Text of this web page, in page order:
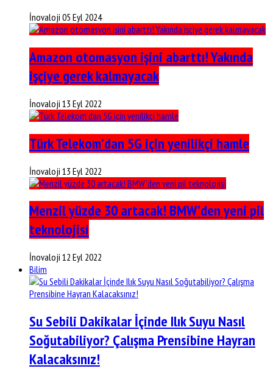
İnovaloji 05 Eyl 2024
Amazon otomasyon işini abarttı! Yakında
işçiye gerek kalmayacak
İnovaloji 13 Eyl 2022
Türk Telekom’dan 5G için yenilikçi hamle
İnovaloji 13 Eyl 2022
Menzil yüzde 30 artacak! BMW’den yeni pil
teknolojisi
İnovaloji 12 Eyl 2022
Bilim
Su Sebili Dakikalar İçinde Ilık Suyu Nasıl
Soğutabiliyor? Çalışma Prensibine Hayran
Kalacaksınız!